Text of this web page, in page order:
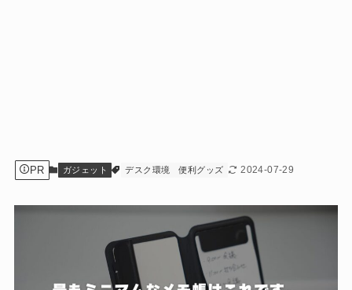
PR ガジェット デスク環境 便利グッズ 2024-07-29